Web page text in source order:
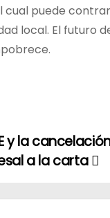
puede
local. El futuro
y la
a la carta